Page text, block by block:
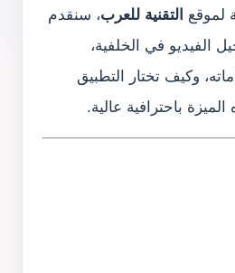
لموقع التقنية للعرب، سنقدم
الفيديو في الخلفية،
وكيف تختار التطبيق
باحترافية عالية.